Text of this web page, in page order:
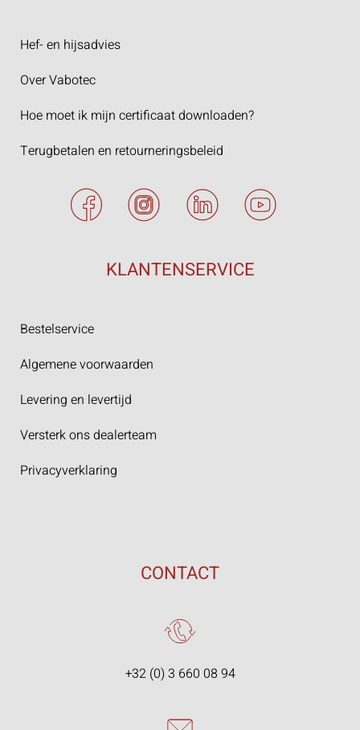
Hef- en hijsadvies
Over Vabotec
Hoe moet ik mijn certificaat downloaden?
Terugbetalen en retourneringsbeleid
KLANTENSERVICE
Bestelservice
Algemene voorwaarden
Levering en levertijd
Versterk ons dealerteam
Privacyverklaring
CONTACT
+32 (0) 3 660 08 94